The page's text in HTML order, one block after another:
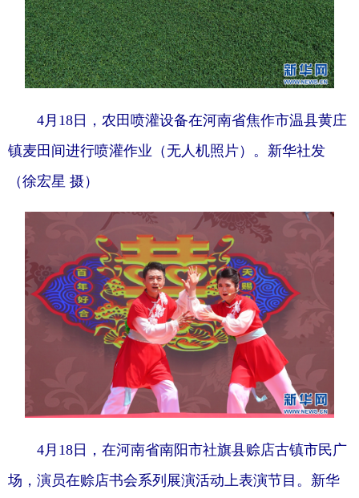
4月18日，农田喷灌设备在河南省焦作市温县黄庄
镇麦田间进行喷灌作业（无人机照片）。新华社发
（徐宏星 摄）
4月18日，在河南省南阳市社旗县赊店古镇市民广
场，演员在赊店书会系列展演活动上表演节目。新华